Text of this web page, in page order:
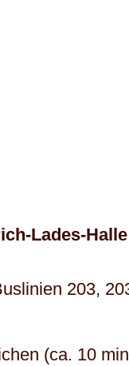
Lades-
203,
(ca. 10